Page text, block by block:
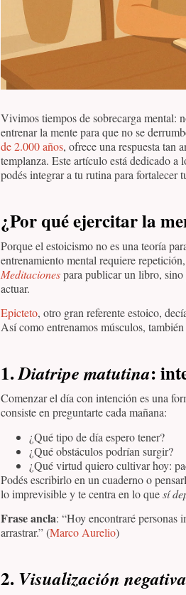
Vivimos tiempos de sobrecarga mental:
entrenar la mente para que no se
de 2.000 años, ofrece una respuesta tan
templanza. Este artículo está dedicado a
podés integrar a tu rutina para
¿Por qué ejercitar la
Porque el estoicismo no es una teoría
entrenamiento mental requiere
Meditacionespara publicar un libro,
actuar.
Epicteto, otro gran referente estoico,
Así como entrenamos músculos,
1.Diatripe matutina:
Comenzar el día con intención es una
consiste en preguntarte cada mañana:
¿Qué tipo de día espero tener?
¿Qué obstáculos podrían surgir?
¿Qué virtud quiero cultivar hoy:
Podés escribirlo en un cuaderno o
lo imprevisible y te centra en lo quesí
Frase ancla: “Hoy encontraré personas
arrastrar.” (Marco Aurelio)
2. Visualización negativa